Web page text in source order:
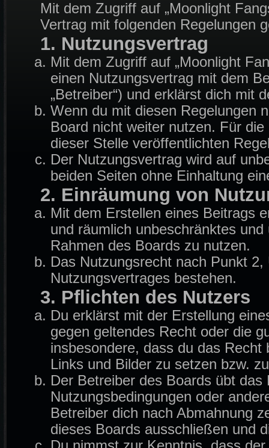
Mit dem Zugriff auf „Moonlight
Vertrag mit folgenden Regelungen
1. Nutzungsvertrag
Mit dem Zugriff auf „Moonlight
einen Nutzungsvertrag mit dem
„Betreiber“) und erklärst dich mit
Wenn du mit diesen Regelungen
Board nicht weiter nutzen. Für
dieser Stelle veröffentlichten
Der Nutzungsvertrag wird auf
beiden Seiten ohne Einhaltung
2. Einräumung von
Mit dem Erstellen eines Beitrags
und räumlich unbeschränktes
Rahmen des Boards zu nutzen.
Das Nutzungsrecht nach Punkt
Nutzungsvertrages bestehen.
3. Pflichten des Nutzers
Du erklärst mit der Erstellung
gegen geltendes Recht oder die
insbesondere, dass du das
Links und Bilder zu setzen bzw.
Der Betreiber des Boards übt
Nutzungsbedingungen oder
Betreiber dich nach Abmahnung
dieses Boards ausschließen und